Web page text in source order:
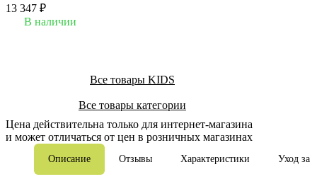
13 347 ₽
В наличии
Все товары KIDS
Все товары категории
Цена действительна только для интернет-магазина
и может отличаться от цен в розничных магазинах
Описание Отзывы Характеристики Уход за